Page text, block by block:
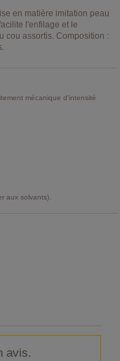
en matière imitation peau
l'enfilage et le
cou assortis. Composition :
mécanique d'intensité
aux solvants).
avis.